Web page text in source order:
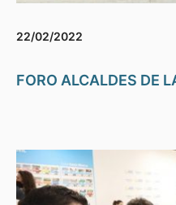
22/02/2022
FORO ALCALDES DE